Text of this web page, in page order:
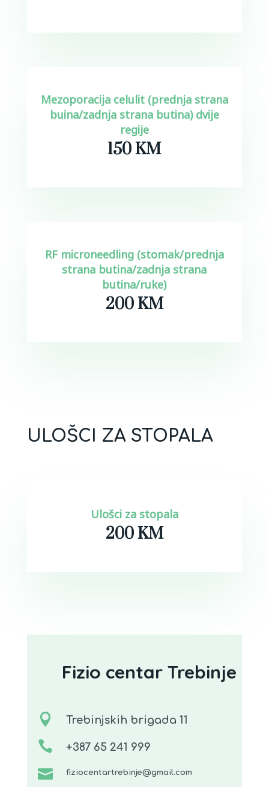
Mezoporacija celulit (prednja strana
buina/zadnja strana butina) dvije
regije
150 KM
RF microneedling (stomak/prednja
strana butina/zadnja strana
butina/ruke)
200 KM
ULOŠCI ZA STOPALA
Ulošci za stopala
200 KM
Fizio centar Trebinje
 Trebinjskih brigada 11
 +387 65 241 999
 fiziocentartrebinje@gmail.com